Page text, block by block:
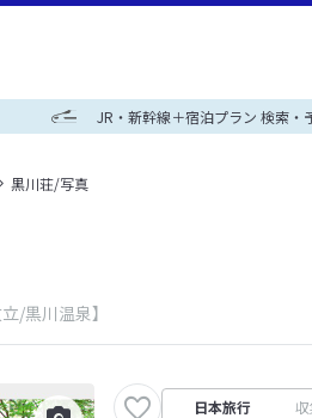
JR・新幹線＋宿泊プラン 検索・
黒川荘/写真
/黒川温泉】
日本旅行